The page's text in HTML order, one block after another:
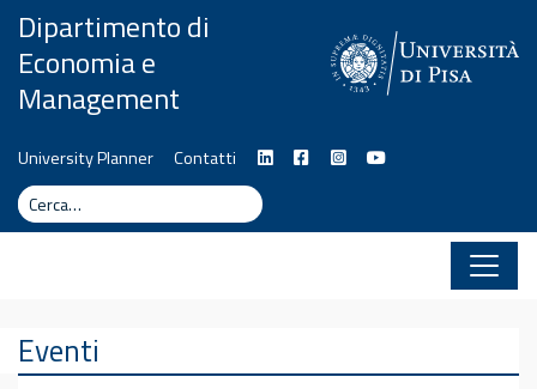
Vai al contenuto
Dipartimento di
Economia e
Management
University Planner
Contatti
Cerca
Cerca
Eventi